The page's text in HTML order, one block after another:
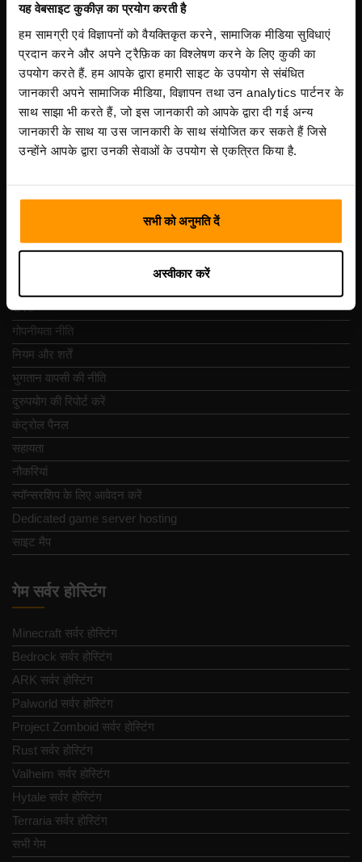
यह वेबसाइट कुकीज़ का प्रयोग करती है
हम सामग्री एवं विज्ञापनों को वैयक्तिकृत करने, सामाजिक मीडिया सुविधाएं
प्रदान करने और अपने ट्रैफ़िक का विश्लेषण करने के लिए कुकी का
उपयोग करते हैं. हम आपके द्वारा हमारी साइट के उपयोग से संबंधित
जानकारी अपने सामाजिक मीडिया, विज्ञापन तथा उन analytics पार्टनर के
साथ साझा भी करते हैं, जो इस जानकारी को आपके द्वारा दी गई अन्य
जानकारी के साथ या उस जानकारी के साथ संयोजित कर सकते हैं जिसे
उन्होंने आपके द्वारा उनकी सेवाओं के उपयोग से एकत्रित किया है.
सभी को अनुमति दें
अस्वीकार करें
Scalable Hosting Solutions OÜ
पंजीकरण कोड: 14652605
VAT संख्या: EE102133820
पता: Harju maakond, Tallinn, Kesklinna linnaosa,
Vesivärava tn 50-201, 10152
त्वरित नेविगेशन
संपर्क
गोपनीयता नीति
नियम और शर्तें
भुगतान वापसी की नीति
दुरुपयोग की रिपोर्ट करें
कंट्रोल पैनल
सहायता
नौकरियां
स्पॉन्सरशिप के लिए आवेदन करें
Dedicated game server hosting
साइट मैप
गेम सर्वर होस्टिंग
Minecraft सर्वर होस्टिंग
Bedrock सर्वर होस्टिंग
ARK सर्वर होस्टिंग
Palworld सर्वर होस्टिंग
Project Zomboid सर्वर होस्टिंग
Rust सर्वर होस्टिंग
Valheim सर्वर होस्टिंग
Hytale सर्वर होस्टिंग
Terraria सर्वर होस्टिंग
सभी गेम